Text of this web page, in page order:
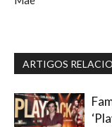
ARTIGOS